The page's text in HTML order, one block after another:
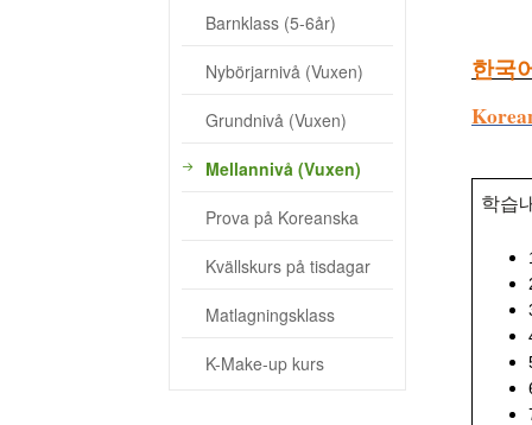
Barnklass (5-6år)
Nybörjarnivå (Vuxen)
Grundnivå (Vuxen)
Mellannivå (Vuxen)
Prova på Koreanska
Kvällskurs på tisdagar
Matlagningsklass
K-Make-up kurs
한국
학습